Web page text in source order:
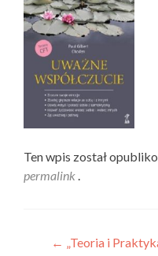
Ten wpis został
permalink .
← „Teoria i